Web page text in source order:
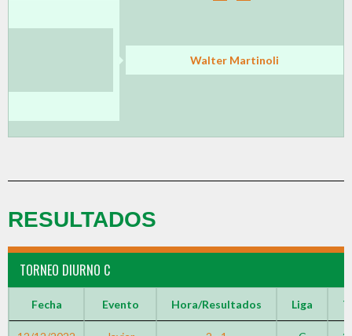
Walter Martinoli
RESULTADOS
TORNEO DIURNO C
Fecha Evento Hora/Resultados Liga